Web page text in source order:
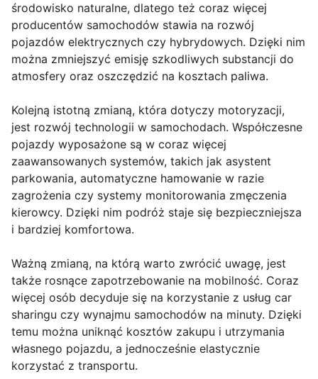
środowisko naturalne, dlatego też coraz więcej
producentów samochodów stawia na rozwój
pojazdów elektrycznych czy hybrydowych. Dzięki nim
można zmniejszyć emisję szkodliwych substancji do
atmosfery oraz oszczędzić na kosztach paliwa.
Kolejną istotną zmianą, która dotyczy motoryzacji,
jest rozwój technologii w samochodach. Współczesne
pojazdy wyposażone są w coraz więcej
zaawansowanych systemów, takich jak asystent
parkowania, automatyczne hamowanie w razie
zagrożenia czy systemy monitorowania zmęczenia
kierowcy. Dzięki nim podróż staje się bezpieczniejsza
i bardziej komfortowa.
Ważną zmianą, na którą warto zwrócić uwagę, jest
także rosnące zapotrzebowanie na mobilność. Coraz
więcej osób decyduje się na korzystanie z usług car
sharingu czy wynajmu samochodów na minuty. Dzięki
temu można uniknąć kosztów zakupu i utrzymania
własnego pojazdu, a jednocześnie elastycznie
korzystać z transportu.